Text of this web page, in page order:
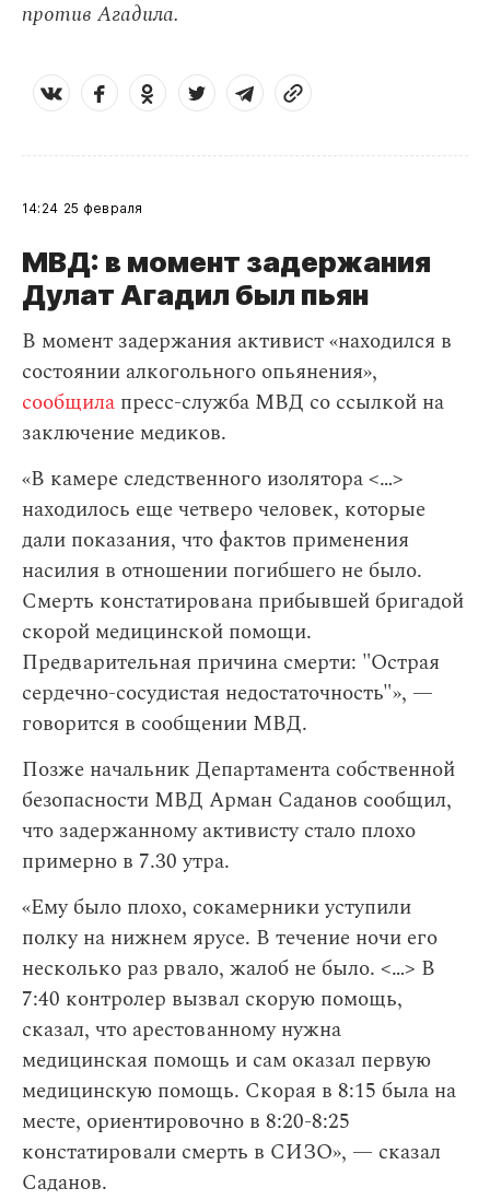
против Агадила.
14:24 25 февраля
МВД: в момент задержания
Дулат Агадил был пьян
В момент задержания активист «находился в
состоянии алкогольного опьянения»,
сообщила пресс-служба МВД cо ссылкой на
заключение медиков.
«В камере следственного изолятора <…>
находилось еще четверо человек, которые
дали показания, что фактов применения
насилия в отношении погибшего не было.
Смерть констатирована прибывшей бригадой
скорой медицинской помощи.
Предварительная причина смерти: "Острая
сердечно-сосудистая недостаточность"», —
говорится в сообщении МВД.
Позже начальник Департамента собственной
безопасности МВД Арман Саданов сообщил,
что задержанному активисту стало плохо
примерно в 7.30 утра.
«Ему было плохо, сокамерники уступили
полку на нижнем ярусе. В течение ночи его
несколько раз рвало, жалоб не было. <…> В
7:40 контролер вызвал скорую помощь,
сказал, что арестованному нужна
медицинская помощь и сам оказал первую
медицинскую помощь. Скорая в 8:15 была на
месте, ориентировочно в 8:20-8:25
констатировали смерть в СИЗО», — сказал
Саданов.